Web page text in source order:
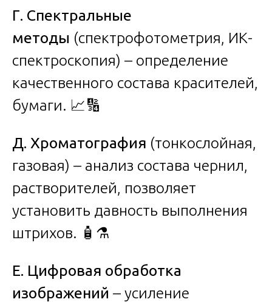
Г. Спектральные
методы (спектрофотометрия, ИК-
спектроскопия) – определение
качественного состава красителей,
бумаги. 📈🔢
Д. Хроматография (тонкослойная,
газовая) – анализ состава чернил,
растворителей, позволяет
установить давность выполнения
штрихов. 🧴⚗️
Е. Цифровая обработка
изображений – усиление